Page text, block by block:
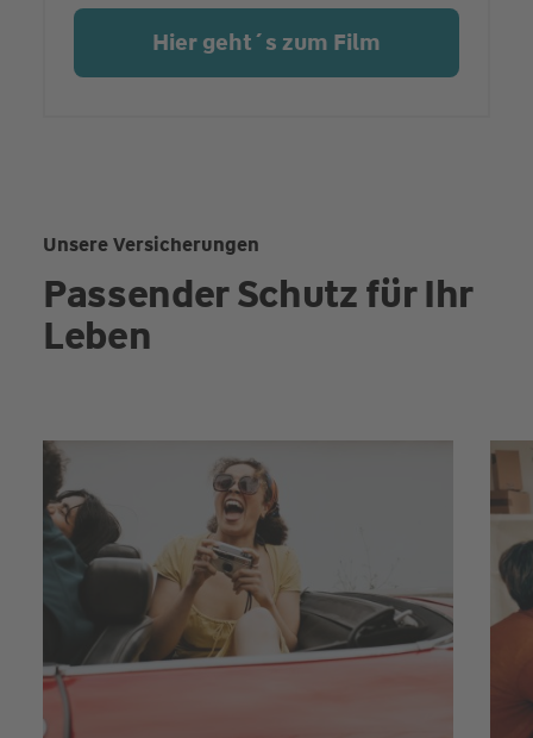
Hier geht´s zum Film
Unsere Versicherungen
Passender Schutz für Ihr
Leben